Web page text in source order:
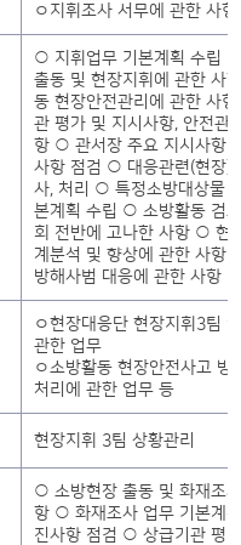
ㅇ지휘조사 서무에 관한 사항
○ 지휘업무 기본계획 수립
출동 및 현장지휘에 관한 사
동 현장안전관리에 관한 사
관 평가 및 지시사항, 안전관
항 ○ 관서장 주요 지시사항
사항 점검 ○ 대응관련(현장)
사, 처리 ○ 특정소방대상물
본계획 수립 ○ 소방활동 검
회 전반에 고나한 사항 ○ 현
계분석 및 향상에 관한 사항
방해사범 대응에 관한 사항
ㅇ현장대응단 현장지휘3팀
관한 업무
ㅇ소방활동 현장안전사고 방
처리에 관한 업무 등
현장지휘 3팀 상황관리
○ 소방현장 출동 및 화재조
항 ○ 화재조사 업무 기본계
진사항 점검 ○ 상급기관 평